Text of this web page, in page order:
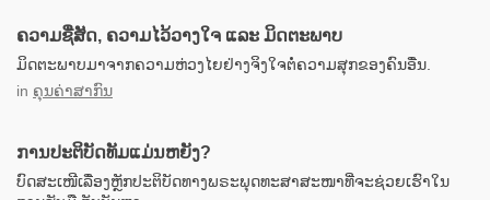
ຄວາມຊື່ສັດ, ຄວາມໄວ້ວາງໃຈ ແລະ ມິດຕະພາບ
ມິດຕະພາບມາຈາກຄວາມຫ່ວງໄຍຢ່າງຈິງໃຈຕໍ່ຄວາມສຸກຂອງຄົນອື່ນ.
in ຄຸນຄ່າສາກົນ
ການປະຕິບັດທັມແມ່ນຫຍັງ?
ບົດສະເໜີເລື່ອງຫຼັກປະຕິບັດທາງພຣະພຸດທະສາສະໜາທີ່ຈະຊ່ວຍເຮົາໃນ